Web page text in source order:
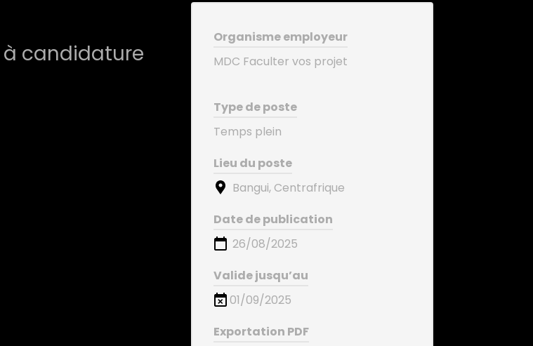
à candidature
Organisme employeur
MDC Faculter vos projet
Type de poste
Temps plein
Lieu du poste
Bangui, Centrafrique
Date de publication
26/08/2025
Valide jusqu’au
01/09/2025
Exportation PDF